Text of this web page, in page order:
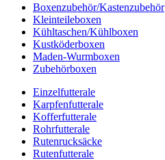
Boxenzubehör/Kastenzubehör
Kleinteileboxen
Kühltaschen/Kühlboxen
Kustköderboxen
Maden-Wurmboxen
Zubehörboxen
Einzelfutterale
Karpfenfutterale
Kofferfutterale
Rohrfutterale
Rutenrucksäcke
Rutenfutterale